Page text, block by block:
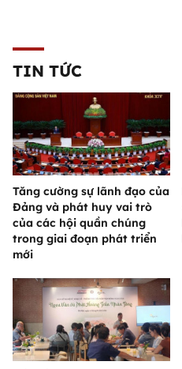
TIN TỨC
Tăng cường sự lãnh đạo của
Đảng và phát huy vai trò
của các hội quần chúng
trong giai đoạn phát triển
mới